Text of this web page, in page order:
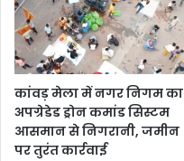
कांवड़ मेला में नगर निगम का
अपग्रेडेड ड्रोन कमांड सिस्टम
आसमान से निगरानी, जमीन
पर तुरंत कार्रवाई